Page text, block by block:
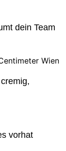
dein Team
vorhat